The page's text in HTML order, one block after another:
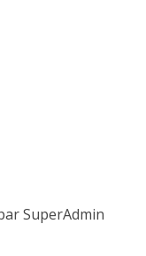
SuperAdmin